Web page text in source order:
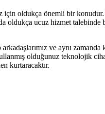
için oldukça önemli bir
oldukça ucuz hizmet
ve aynı
olduğunuz teknolojik
kurtaracaktır.